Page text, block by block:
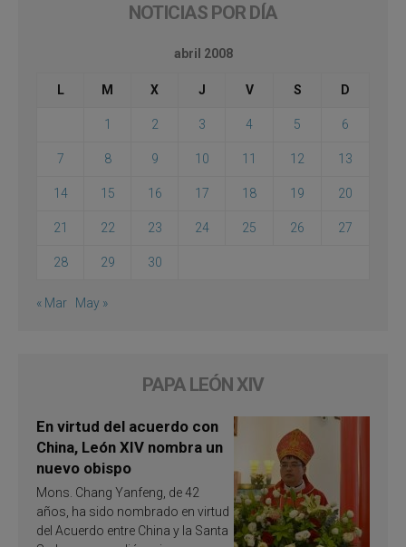
NOTICIAS POR DÍA
abril 2008
L M X J V S D
1 2 3 4 5 6
7 8 9 10 11 12 13
14 15 16 17 18 19 20
21 22 23 24 25 26 27
28 29 30
« Mar May »
PAPA LEÓN XIV
En virtud del acuerdo con
China, León XIV nombra un
nuevo obispo
Mons. Chang Yanfeng, de 42
años, ha sido nombrado en virtud
del Acuerdo entre China y la Santa